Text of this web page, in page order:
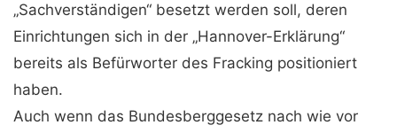
„Sachverständigen“ besetzt wer­den soll, deren
Einrichtungen sich in der „Hannover-­Erklärung“
bereits als Befürworter des Fracking positioniert
haben.
Auch wenn das Bun­desberggesetz nach wie vor